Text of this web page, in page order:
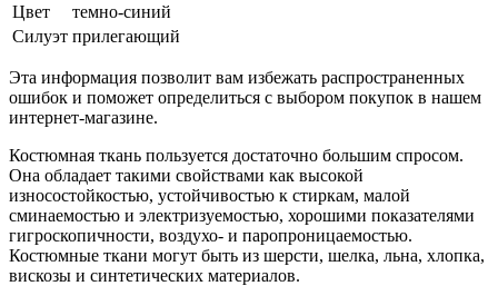
Цвет
темно-синий
Силуэт прилегающий
Эта информация позволит вам избежать распространенных
ошибок и поможет определиться с выбором покупок в нашем
интернет-магазине.
Костюмная ткань пользуется достаточно большим спросом.
Она обладает такими свойствами как высокой
износостойкостью, устойчивостью к стиркам, малой
сминаемостью и электризуемостью, хорошими показателями
гигроскопичности, воздухо- и паропроницаемостью.
Костюмные ткани могут быть из шерсти, шелка, льна, хлопка,
вискозы и синтетических материалов.